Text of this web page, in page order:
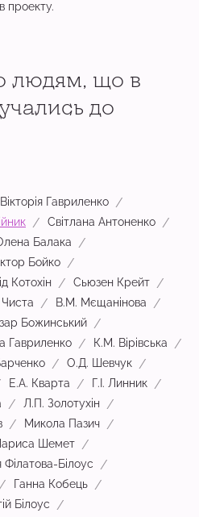
проекту.
людям, що в
до
Вікторія Гавриленко
Світлана Антоненко
Балака
Бойко
Котохін
Сьюзен Крейт
В.М. Мєщанінова
Божинський
Гавриленко
К.М. Вірівська
О.Д. Шевчук
Е.А. Кварта
Г.І. Линник
Л.П. Золотухін
Микола Пазич
Шемет
Філатова-Білоус
Ганна Кобець
Білоус